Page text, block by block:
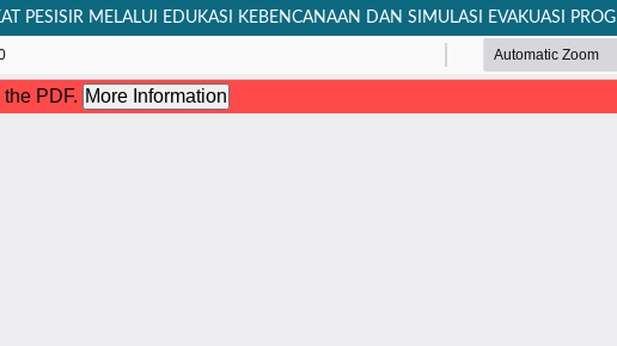
PESISIR MELALUI EDUKASI KEBENCANAAN DAN SIMULASI EVAKUASI